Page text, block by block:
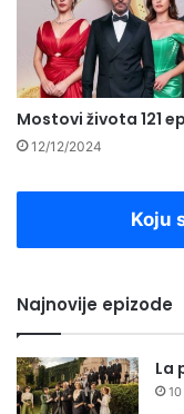
Mostovi života 121
12/12/2024
Koju
Najnovije epizode
La